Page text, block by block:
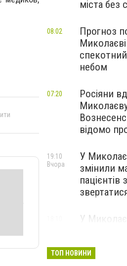
міста без
Прогноз
небом
08:02
Росіяни
відомо
07:20
У
змінили
пацієнтів
19:10
Вчора
У
ТОП НОВИНИ